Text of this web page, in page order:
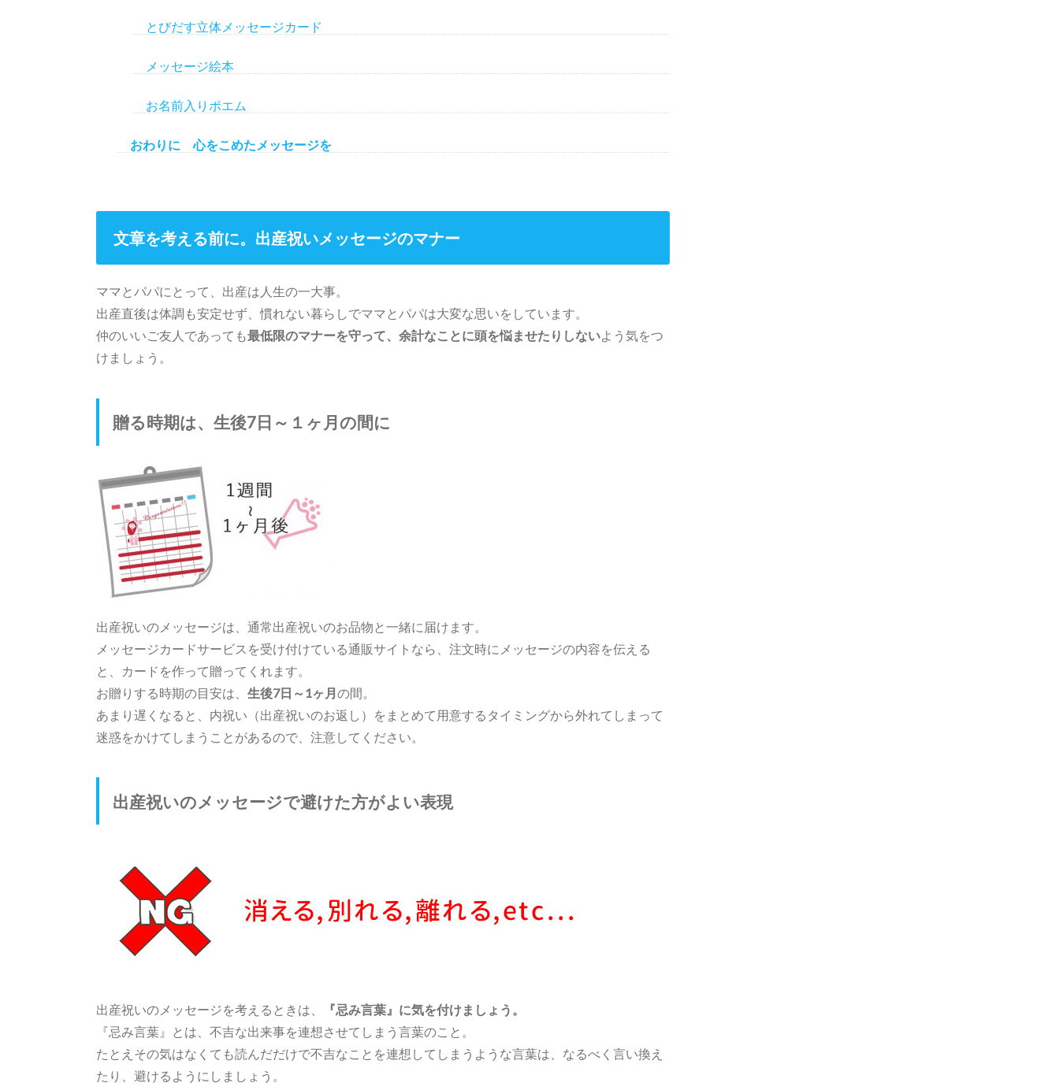
とびだす立体メッセージカード
メッセージ絵本
お名前入りポエム
おわりに 心をこめたメッセージを
文章を考える前に。出産祝いメッセージのマナー
ママとパパにとって、出産は人生の一大事。
出産直後は体調も安定せず、慣れない暮らしでママとパパは大変な思いをしています。
仲のいいご友人であっても最低限のマナーを守って、余計なことに頭を悩ませたりしないよう気をつ
けましょう。
贈る時期は、生後7日～１ヶ月の間に
出産祝いのメッセージは、通常出産祝いのお品物と一緒に届けます。
メッセージカードサービスを受け付けている通販サイトなら、注文時にメッセージの内容を伝える
と、カードを作って贈ってくれます。
お贈りする時期の目安は、 生後7日～1ヶ月の間。
あまり遅くなると、内祝い（出産祝いのお返し）をまとめて用意するタイミングから外れてしまって
迷惑をかけてしまうことがあるので、注意してください。
出産祝いのメッセージで避けた方がよい表現
出産祝いのメッセージを考えるときは、
『忌み言葉』に気を付けましょう。
『忌み言葉』とは、不吉な出来事を連想させてしまう言葉のこと。
たとえその気はなくても読んだだけで不吉なことを連想してしまうような言葉は、なるべく言い換え
たり、避けるようにしましょう。